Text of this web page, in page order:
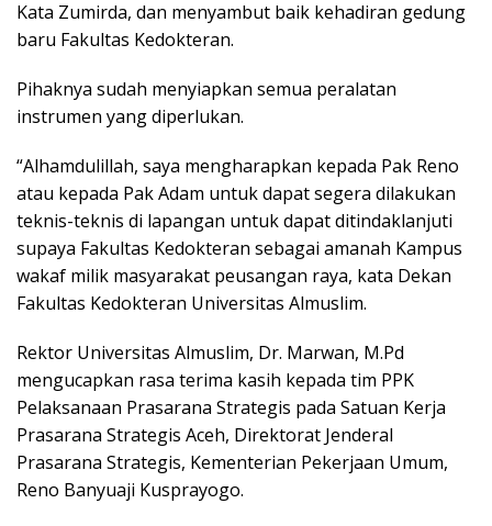
Kata Zumirda, dan menyambut baik kehadiran gedung
baru Fakultas Kedokteran.
Pihaknya sudah menyiapkan semua peralatan
instrumen yang diperlukan.
“Alhamdulillah, saya mengharapkan kepada Pak Reno
atau kepada Pak Adam untuk dapat segera dilakukan
teknis-teknis di lapangan untuk dapat ditindaklanjuti
supaya Fakultas Kedokteran sebagai amanah Kampus
wakaf milik masyarakat peusangan raya, kata Dekan
Fakultas Kedokteran Universitas Almuslim.
Rektor Universitas Almuslim, Dr. Marwan, M.Pd
mengucapkan rasa terima kasih kepada tim PPK
Pelaksanaan Prasarana Strategis pada Satuan Kerja
Prasarana Strategis Aceh, Direktorat Jenderal
Prasarana Strategis, Kementerian Pekerjaan Umum,
Reno Banyuaji Kusprayogo.